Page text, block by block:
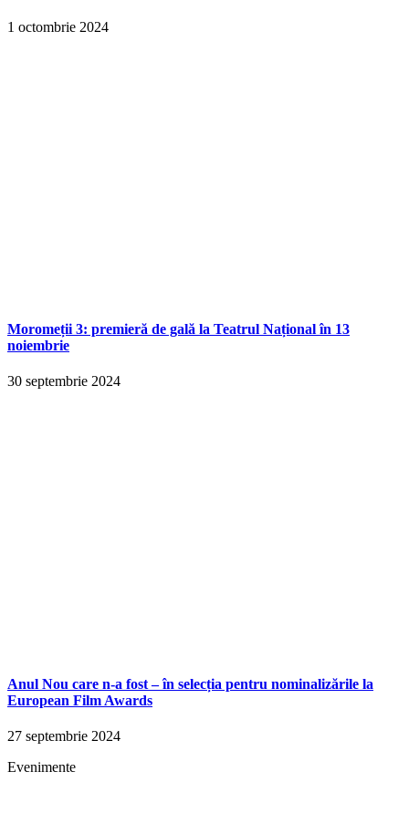
1 octombrie 2024
Moromeții 3: premieră de gală la Teatrul Național în 13
noiembrie
30 septembrie 2024
Anul Nou care n-a fost – în selecția pentru nominalizările la
European Film Awards
27 septembrie 2024
Evenimente